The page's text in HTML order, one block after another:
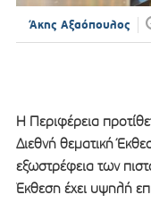
Άκης Αξαόπουλος
Η Περιφέρεια
Διεθνή θεματική
εξωστρέφεια των
Έκθεση έχει υψηλή